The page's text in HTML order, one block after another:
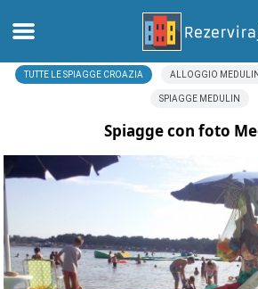
Casa
Appartamenti
Informazioni turistiche
webcams
TUTTE LE SPIAGGE CROAZIA ALLOGGIO MEDULIN
SPIAGGE MEDULIN
Spiagge con foto